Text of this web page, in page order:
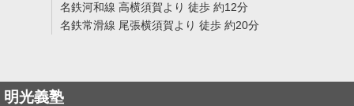
名鉄河和線 高横須賀より 徒歩 約12分
名鉄常滑線 尾張横須賀より 徒歩 約20分
明光義塾